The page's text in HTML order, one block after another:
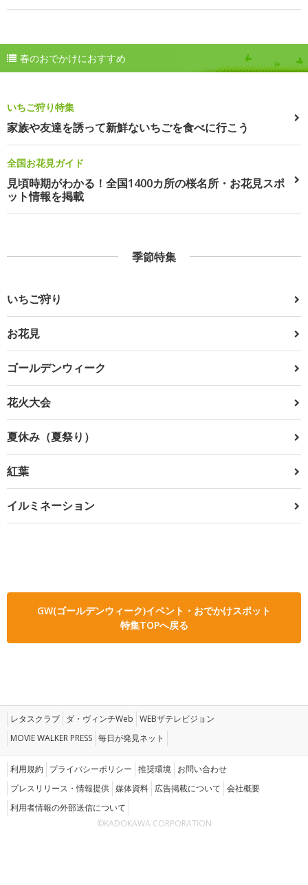
春のおでかけにおすすめ
いちご狩り特集
家族や友達を誘って新鮮ないちごを食べに行こう
全国お花見ガイド
見頃時期がわかる！全国1400カ所の桜名所・お花見スポ
ット情報を掲載
季節特集
いちご狩り
お花見
ゴールデンウィーク
花火大会
夏休み（夏祭り）
紅葉
イルミネーション
GW(ゴールデンウィーク)イベント・おでかけスポット
特集TOPへ戻る
レタスクラブ ダ・ヴィンチWeb WEBザテレビジョン
MOVIE WALKER PRESS 毎日が発見ネット
利用規約 プライバシーポリシー 推奨環境 お問い合わせ
プレスリリース・情報提供 媒体資料 広告掲載について 会社概要
利用者情報の外部送信について
©KADOKAWA CORPORATION